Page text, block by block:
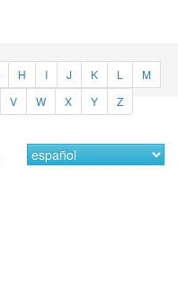
H I J K L
M
V W X Y Z